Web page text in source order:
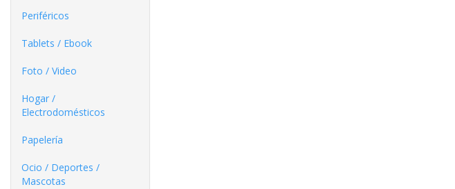
Periféricos
Tablets / Ebook
Foto / Video
Hogar /
Electrodomésticos
Papelería
Ocio / Deportes /
Mascotas